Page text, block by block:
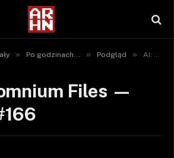
» Po godzinach... » Podgląd » AI: The Somnium Files — Podgląd #166
Files —